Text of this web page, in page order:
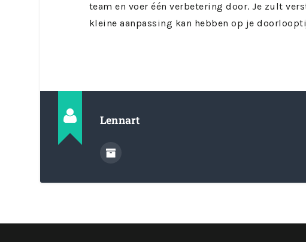
team en voer één verbetering door. Je zult
kleine aanpassing kan hebben op je
Lennart